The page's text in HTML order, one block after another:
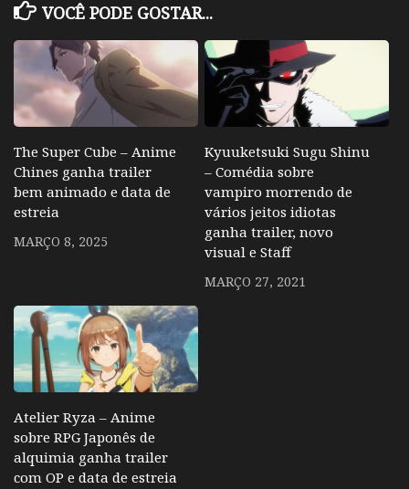
VOCÊ PODE GOSTAR...
The Super Cube – Anime
Chines ganha trailer
bem animado e data de
estreia
MARÇO 8, 2025
Kyuuketsuki Sugu Shinu
– Comédia sobre
vampiro morrendo de
vários jeitos idiotas
ganha trailer, novo
visual e Staff
MARÇO 27, 2021
Atelier Ryza – Anime
sobre RPG Japonês de
alquimia ganha trailer
com OP e data de estreia